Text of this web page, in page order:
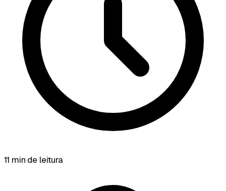
11 min de leitura